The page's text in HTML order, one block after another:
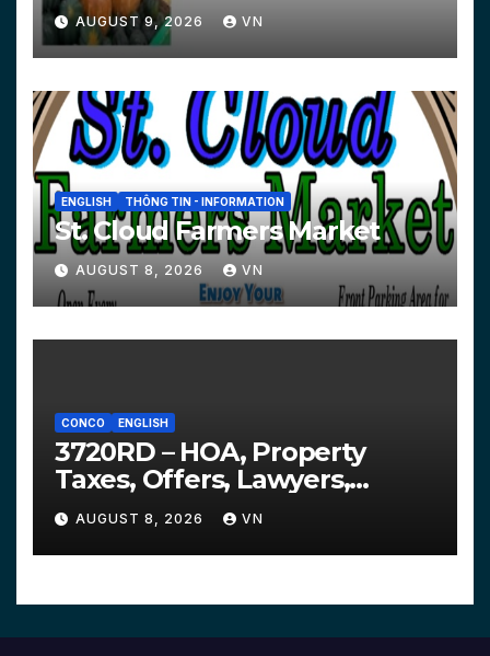
AUGUST 9, 2026 VN
ENGLISH THÔNG TIN - INFORMATION
St. Cloud Farmers Market
AUGUST 8, 2026 VN
CONCO ENGLISH
3720RD – HOA, Property
Taxes, Offers, Lawyers,
Courts…
AUGUST 8, 2026 VN